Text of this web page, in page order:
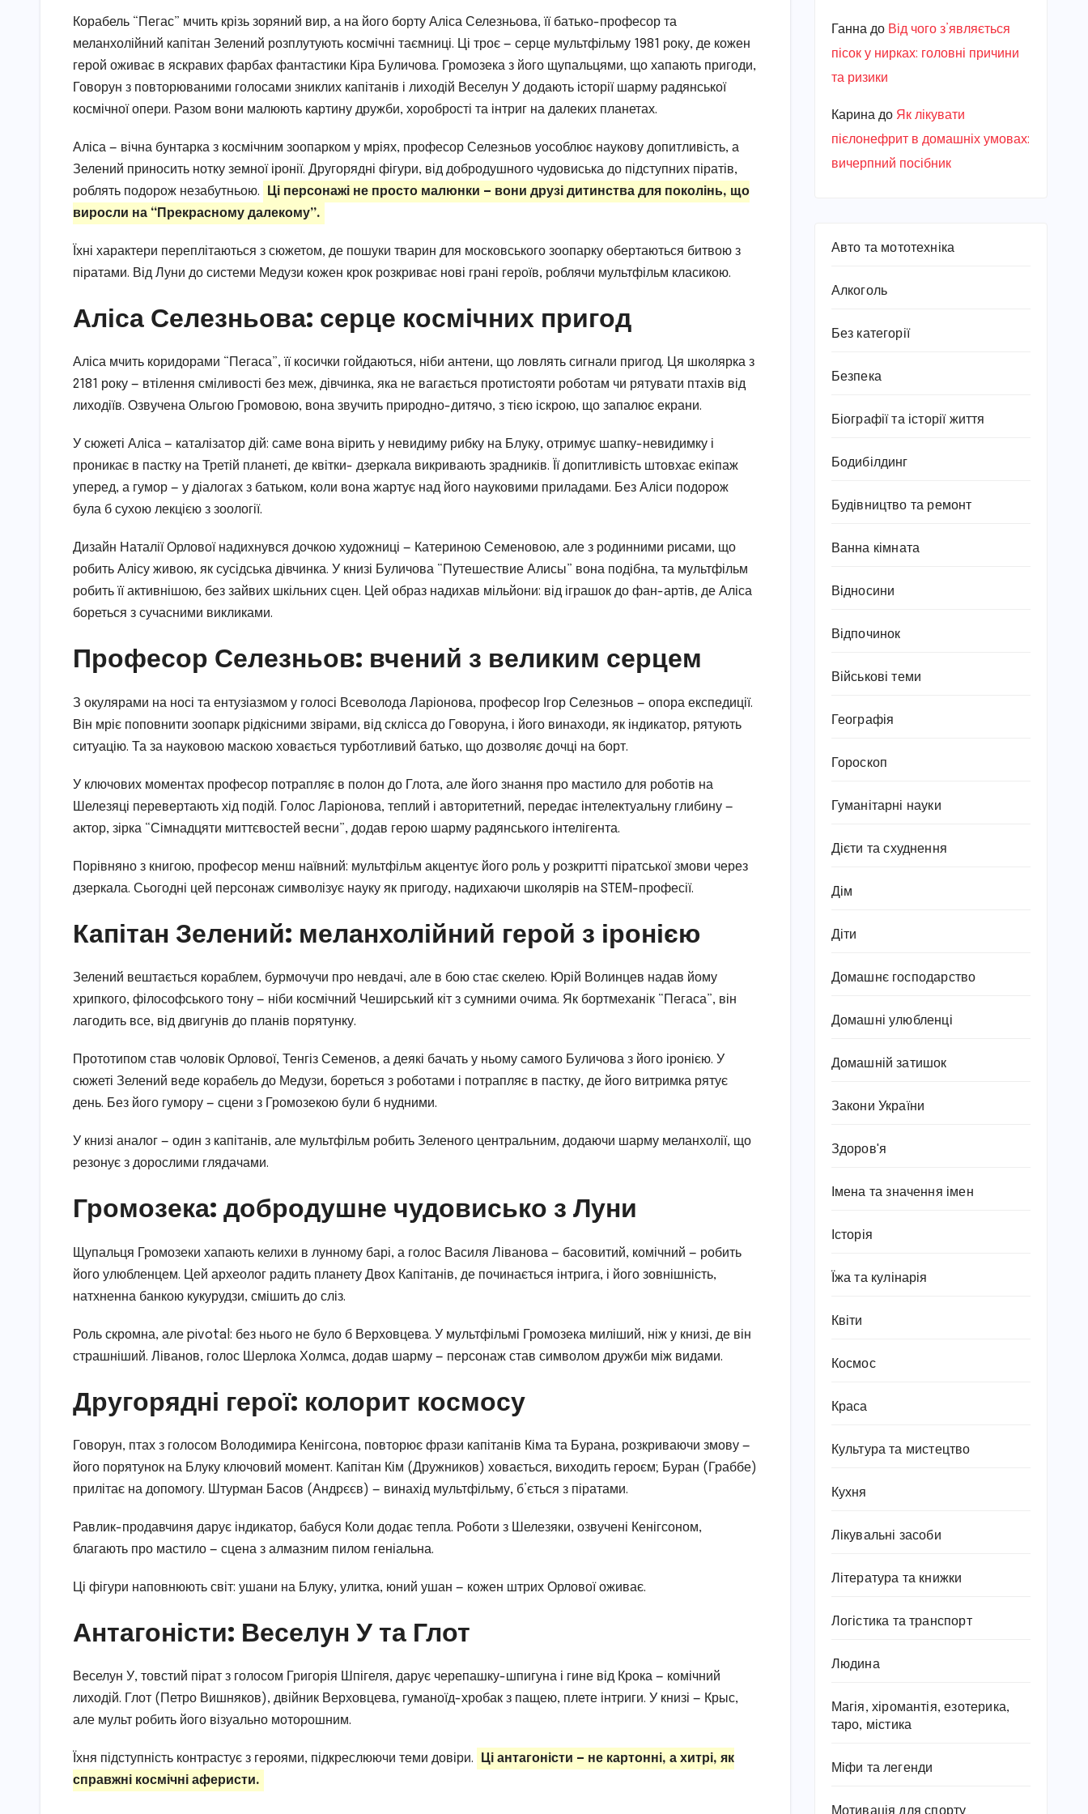
Корабель “Пегас” мчить крізь зоряний вир, а на його борту Аліса Селезньова, її батько-професор та
меланхолійний капітан Зелений розплутують космічні таємниці. Ці троє — серце мультфільму 1981 року, де кожен
герой оживає в яскравих фарбах фантастики Кіра Буличова. Громозека з його щупальцями, що хапають пригоди,
Говорун з повторюваними голосами зниклих капітанів і лиходій Веселун У додають історії шарму радянської
космічної опери. Разом вони малюють картину дружби, хоробрості та інтриг на далеких планетах.
Аліса — вічна бунтарка з космічним зоопарком у мріях, професор Селезньов уособлює наукову допитливість, а
Зелений приносить нотку земної іронії. Другорядні фігури, від добродушного чудовиська до підступних піратів,
роблять подорож незабутньою.
Ці персонажі не просто малюнки — вони друзі дитинства для поколінь, що
виросли на “Прекрасному далекому”.
Їхні характери переплітаються з сюжетом, де пошуки тварин для московського зоопарку обертаються битвою з
піратами. Від Луни до системи Медузи кожен крок розкриває нові грані героїв, роблячи мультфільм класикою.
Аліса Селезньова: серце космічних пригод
Аліса мчить коридорами “Пегаса”, її косички гойдаються, ніби антени, що ловлять сигнали пригод. Ця школярка з
2181 року — втілення сміливості без меж, дівчинка, яка не вагається протистояти роботам чи рятувати птахів від
лиходіїв. Озвучена Ольгою Громовою, вона звучить природно-дитячо, з тією іскрою, що запалює екрани.
У сюжеті Аліса — каталізатор дій: саме вона вірить у невидиму рибку на Блуку, отримує шапку-невидимку і
проникає в пастку на Третій планеті, де квітки- дзеркала викривають зрадників. Її допитливість штовхає екіпаж
уперед, а гумор — у діалогах з батьком, коли вона жартує над його науковими приладами. Без Аліси подорож
була б сухою лекцією з зоології.
Дизайн Наталії Орлової надихнувся дочкою художниці — Катериною Семеновою, але з родинними рисами, що
робить Алісу живою, як сусідська дівчинка. У книзі Буличова “Путешествие Алисы” вона подібна, та мультфільм
робить її активнішою, без зайвих шкільних сцен. Цей образ надихав мільйони: від іграшок до фан-артів, де Аліса
бореться з сучасними викликами.
Професор Селезньов: вчений з великим серцем
З окулярами на носі та ентузіазмом у голосі Всеволода Ларіонова, професор Ігор Селезньов — опора експедиції.
Він мріє поповнити зоопарк рідкісними звірами, від склісса до Говоруна, і його винаходи, як індикатор, рятують
ситуацію. Та за науковою маскою ховається турботливий батько, що дозволяє дочці на борт.
У ключових моментах професор потрапляє в полон до Глота, але його знання про мастило для роботів на
Шелезяці перевертають хід подій. Голос Ларіонова, теплий і авторитетний, передає інтелектуальну глибину —
актор, зірка “Сімнадцяти миттєвостей весни”, додав герою шарму радянського інтелігента.
Порівняно з книгою, професор менш наївний: мультфільм акцентує його роль у розкритті піратської змови через
дзеркала. Сьогодні цей персонаж символізує науку як пригоду, надихаючи школярів на STEM-професії.
Капітан Зелений: меланхолійний герой з іронією
Зелений вештається кораблем, бурмочучи про невдачі, але в бою стає скелею. Юрій Волинцев надав йому
хрипкого, філософського тону — ніби космічний Чеширський кіт з сумними очима. Як бортмеханік “Пегаса”, він
лагодить все, від двигунів до планів порятунку.
Прототипом став чоловік Орлової, Тенгіз Семенов, а деякі бачать у ньому самого Буличова з його іронією. У
сюжеті Зелений веде корабель до Медузи, бореться з роботами і потрапляє в пастку, де його витримка рятує
день. Без його гумору — сцени з Громозекою були б нудними.
У книзі аналог — один з капітанів, але мультфільм робить Зеленого центральним, додаючи шарму меланхолії, що
резонує з дорослими глядачами.
Громозека: добродушне чудовисько з Луни
Щупальця Громозеки хапають келихи в лунному барі, а голос Василя Ліванова — басовитий, комічний — робить
його улюбленцем. Цей археолог радить планету Двох Капітанів, де починається інтрига, і його зовнішність,
натхненна банкою кукурудзи, смішить до сліз.
Роль скромна, але pivotal: без нього не було б Верховцева. У мультфільмі Громозека миліший, ніж у книзі, де він
страшніший. Ліванов, голос Шерлока Холмса, додав шарму — персонаж став символом дружби між видами.
Другорядні герої: колорит космосу
Говорун, птах з голосом Володимира Кенігсона, повторює фрази капітанів Кіма та Бурана, розкриваючи змову —
його порятунок на Блуку ключовий момент. Капітан Кім (Дружников) ховається, виходить героєм; Буран (Граббе)
прилітає на допомогу. Штурман Басов (Андрєєв) — винахід мультфільму, б’ється з піратами.
Равлик-продавчиня дарує індикатор, бабуся Коли додає тепла. Роботи з Шелезяки, озвучені Кенігсоном,
благають про мастило — сцена з алмазним пилом геніальна.
Ці фігури наповнюють світ: ушани на Блуку, улитка, юний ушан — кожен штрих Орлової оживає.
Антагоністи: Веселун У та Глот
Веселун У, товстий пірат з голосом Григорія Шпігеля, дарує черепашку-шпигуна і гине від Крока — комічний
лиходій. Глот (Петро Вишняков), двійник Верховцева, гуманоїд-хробак з пащею, плете інтриги. У книзі — Крыс,
але мульт робить його візуально моторошним.
Їхня підступність контрастує з героями, підкреслюючи теми довіри.
Ці антагоністи — не картонні, а хитрі, як
справжні космічні аферисти.
Ганнадо Від чого з’являється
пісок у нирках: головні причини
та ризики
Каринадо Як лікувати
пієлонефрит в домашніх умовах:
вичерпний посібник
Авто та мототехніка
Алкоголь
Без категорії
Безпека
Біографії та історії життя
Бодибілдинг
Будівництво та ремонт
Ванна кімната
Відносини
Відпочинок
Військові теми
Географія
Гороскоп
Гуманітарні науки
Дієти та схуднення
Дім
Діти
Домашнє господарство
Домашні улюбленці
Домашній затишок
Закони України
Здоров'я
Імена та значення імен
Історія
Їжа та кулінарія
Квіти
Космос
Краса
Культура та мистецтво
Кухня
Лікувальні засоби
Література та книжки
Логістика та транспорт
Людина
Магія, хіромантія, езотерика,
таро, містика
Міфи та легенди
Мотивація для спорту